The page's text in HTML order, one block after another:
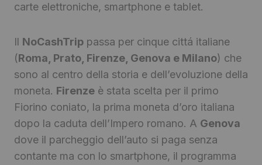
carte elettroniche, smartphone e tablet.
Il NoCashTrip passa per cinque cittá italiane
(Roma, Prato, Firenze, Genova e Milano) che
sono al centro della storia e dell’evoluzione della
moneta. Firenze è stata scelta per il primo
Fiorino coniato, la prima moneta d’oro italiana
dopo la caduta dell’Impero romano. A Genova
dove il parcheggio dell’auto si paga senza
contante ma con lo smartphone, il programma